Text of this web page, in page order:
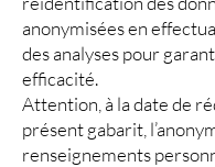
anonymisées en
des analyses pour
efficacité.
Attention, à la date de
présent gabarit,
renseignements